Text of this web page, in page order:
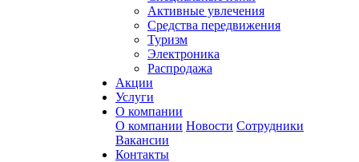
Активные увлечения
Средства передвижения
Туризм
Электроника
Распродажа
Акции
Услуги
О компании
О компании Новости Сотрудники
Вакансии
Контакты